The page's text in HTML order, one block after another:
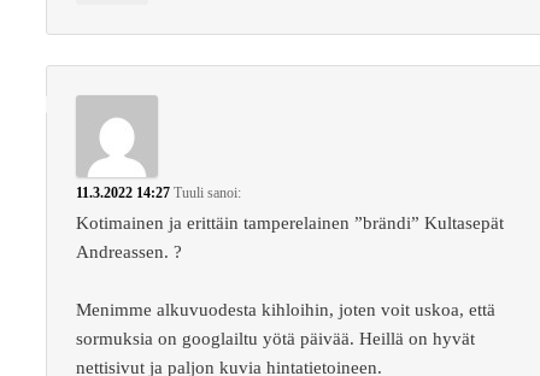
11.3.2022 14:27 Tuuli sanoi:
Kotimainen ja erittäin tamperelainen ”brändi” Kultasepät
Andreassen. ?
Menimme alkuvuodesta kihloihin, joten voit uskoa, että
sormuksia on googlailtu yötä päivää. Heillä on hyvät
nettisivut ja paljon kuvia hintatietoineen.